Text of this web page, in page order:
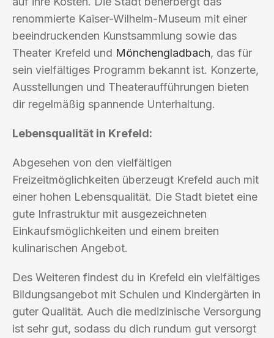
renommierte Kaiser-Wilhelm-Museum mit einer
beeindruckenden Kunstsammlung sowie das
Theater Krefeld und Mönchengladbach, das für
sein vielfältiges Programm bekannt ist. Konzerte,
Ausstellungen und Theateraufführungen bieten
dir regelmäßig spannende Unterhaltung.
Lebensqualität in Krefeld:
Abgesehen von den vielfältigen
Freizeitmöglichkeiten überzeugt Krefeld auch mit
einer hohen Lebensqualität. Die Stadt bietet eine
gute Infrastruktur mit ausgezeichneten
Einkaufsmöglichkeiten und einem breiten
kulinarischen Angebot.
Des Weiteren findest du in Krefeld ein vielfältiges
Bildungsangebot mit Schulen und Kindergärten in
guter Qualität. Auch die medizinische Versorgung
ist sehr gut, sodass du dich rundum gut versorgt